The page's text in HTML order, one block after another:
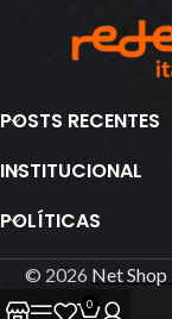
POSTS RECENTES
INSTITUCIONAL
POLÍTICAS
© 2026 Net
0